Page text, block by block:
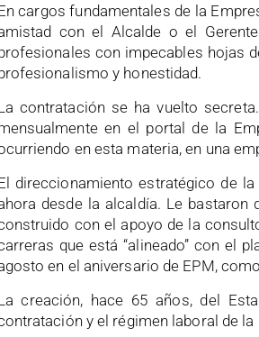
cargos fundamentales de la
con el Alcalde o el
con impecables hojas
y honestidad.
contratación se ha vuelto
en el portal de la
en esta materia, en una
direccionamiento estratégico de
desde la alcaldía. Le bastaron
con el apoyo de la
que está “alineado” con el
en el aniversario de EPM,
creación, hace 65 años, del
y el régimen laboral de